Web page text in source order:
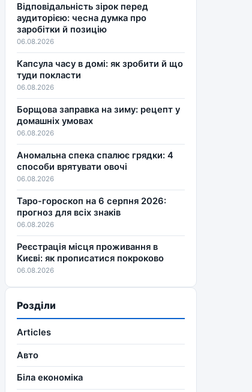
Відповідальність зірок перед
аудиторією: чесна думка про
заробітки й позицію
06.08.2026
Капсула часу в домі: як зробити й що
туди покласти
06.08.2026
Борщова заправка на зиму: рецепт у
домашніх умовах
06.08.2026
Аномальна спека спалює грядки: 4
способи врятувати овочі
06.08.2026
Таро-гороскоп на 6 серпня 2026:
прогноз для всіх знаків
06.08.2026
Реєстрація місця проживання в
Києві: як прописатися покроково
06.08.2026
Розділи
Articles
Авто
Біла економіка